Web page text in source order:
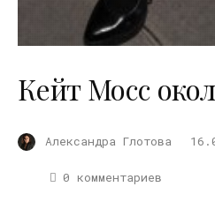
Кейт Мосс
Александра Глотова
0 комментариев